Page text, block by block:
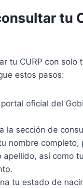
tu
tu CURP con solo
estos pasos:
oficial del
la sección de
nombre completo,
apellido, así como
tu estado de